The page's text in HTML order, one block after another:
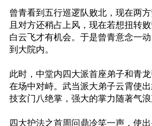
曾青看到五行巡逻队败北，现在两
且对方还稍占上风，现在若想扭转
白云飞才有机会。于是曾青意念一
到大院内。
此时，中堂内四大派首座弟子和青
在场中对峙。武当派大弟子云霄使
技玄门八绝掌，强大的掌力随著气浪
四大护法之首周问鼎冷笑一声，使